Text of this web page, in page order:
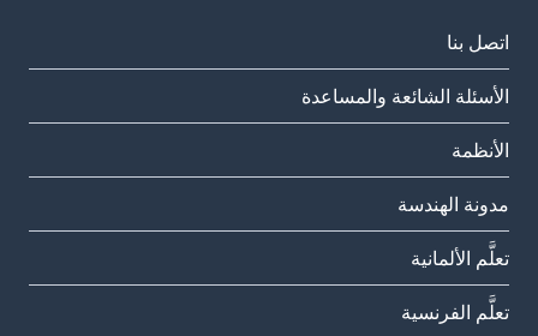
اتصل بنا
الأسئلة الشائعة والمساعدة
الأنظمة
مدونة الهندسة
تعلَّم الألمانية
تعلَّم الفرنسية